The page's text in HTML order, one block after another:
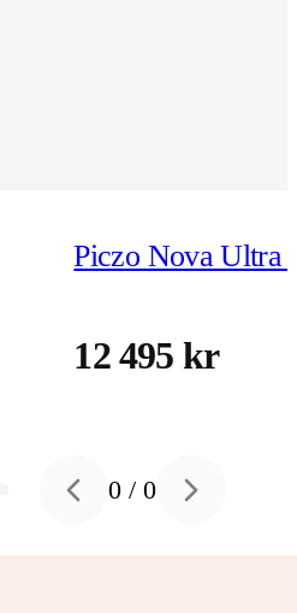
Piczo Nova Ultra
12 495 kr
Previous slide
0 /0 Next slide